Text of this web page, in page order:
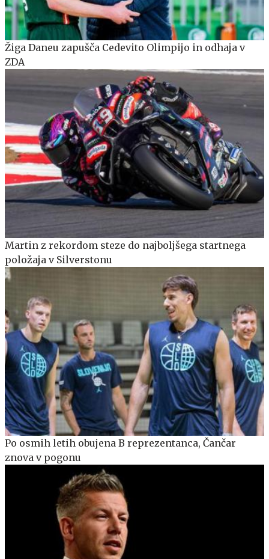
Žiga Daneu zapušča Cedevito Olimpijo in odhaja v
ZDA
Martin z rekordom steze do najboljšega startnega
položaja v Silverstonu
Po osmih letih obujena B reprezentanca, Čančar
znova v pogonu